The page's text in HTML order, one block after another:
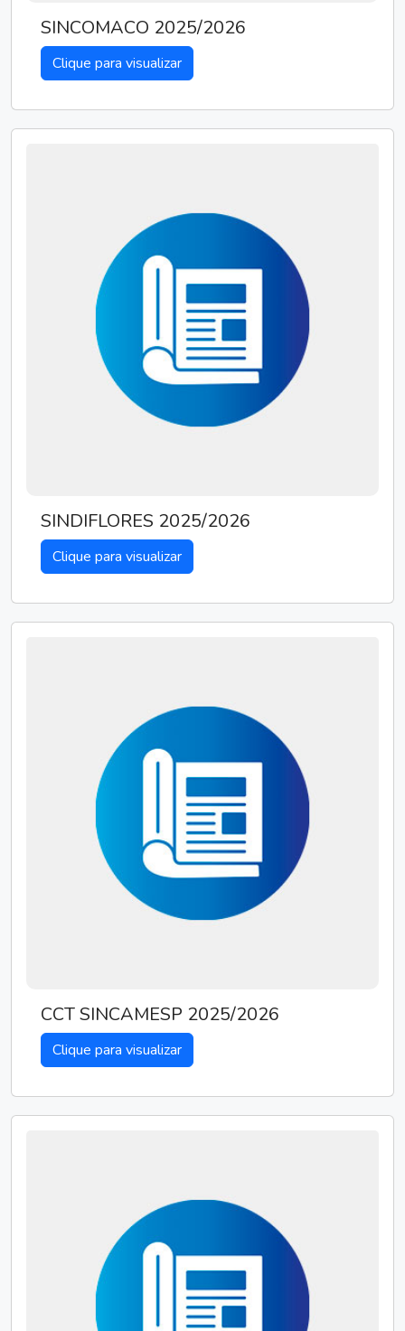
SINCOMACO 2025/2026
Clique para visualizar
SINDIFLORES 2025/2026
Clique para visualizar
CCT SINCAMESP 2025/2026
Clique para visualizar